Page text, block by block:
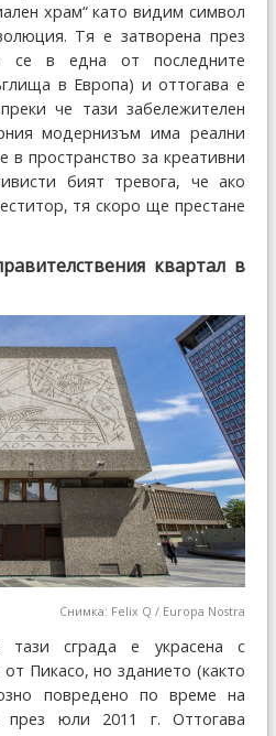
храм“ като видим символ
Тя е затворена през
се в една от последните
в Европа) и оттогава е
че тази забележителен
модернизъм има реални
в пространство за креативни
бият тревога, че ако
тя скоро ще престане
квартал в
Снимка: Felix Q / Europa Nostra
тази сграда е украсена с
Пикасо, но зданието (както
повредено по време на
през юли 2011 г. Оттогава